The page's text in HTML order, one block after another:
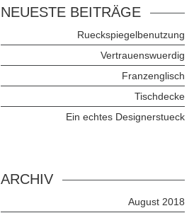
NEUESTE BEITRÄGE
Rueckspiegelbenutzung
Vertrauenswuerdig
Franzenglisch
Tischdecke
Ein echtes Designerstueck
ARCHIV
August 2018